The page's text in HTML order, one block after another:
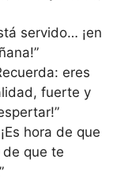
servido… ¡en
eres
fuerte y
hora de que
que te